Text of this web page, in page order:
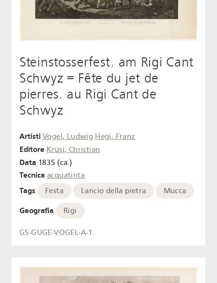
Steinstosserfest. am Rigi Cant
Schwyz = Fête du jet de
pierres. au Rigi Cant de
Schwyz
Artisti Vogel, Ludwig Hegi, Franz
Editore Krüsi, Christian
Data 1835 (ca.)
Tecnica acquatinta
Tags Festa Lancio della pietra Mucca
Geografia Rigi
GS-GUGE-VOGEL-A-1